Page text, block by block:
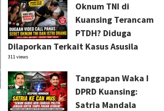
Oknum TNI di
Kuansing Terancam
PTDH? Diduga
Dilaporkan Terkait Kasus Asusila
311 views
Tanggapan Waka I
DPRD Kuansing:
Satria Mandala